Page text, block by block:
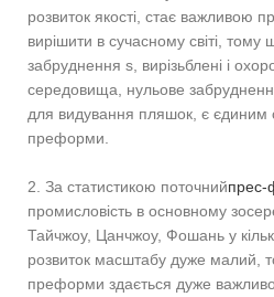
розвиток якості, стає важливою
вирішити в сучасному світі, тому
забруднення s, вирізьблені і
середовища, нульове
для видування пляшок, є єдиним
преформи.
2. За статистикою поточний
промисловість в основному
Тайчжоу, Цанчжоу, Фошань у
розвиток масштабу дуже малий,
преформи здається дуже